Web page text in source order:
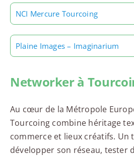
NCI Mercure Tourcoing
Plaine Images – Imaginarium
Networker à
Au cœur de la Métropole
Tourcoing combine héritage
commerce et lieux créatifs.
développer son réseau, tester